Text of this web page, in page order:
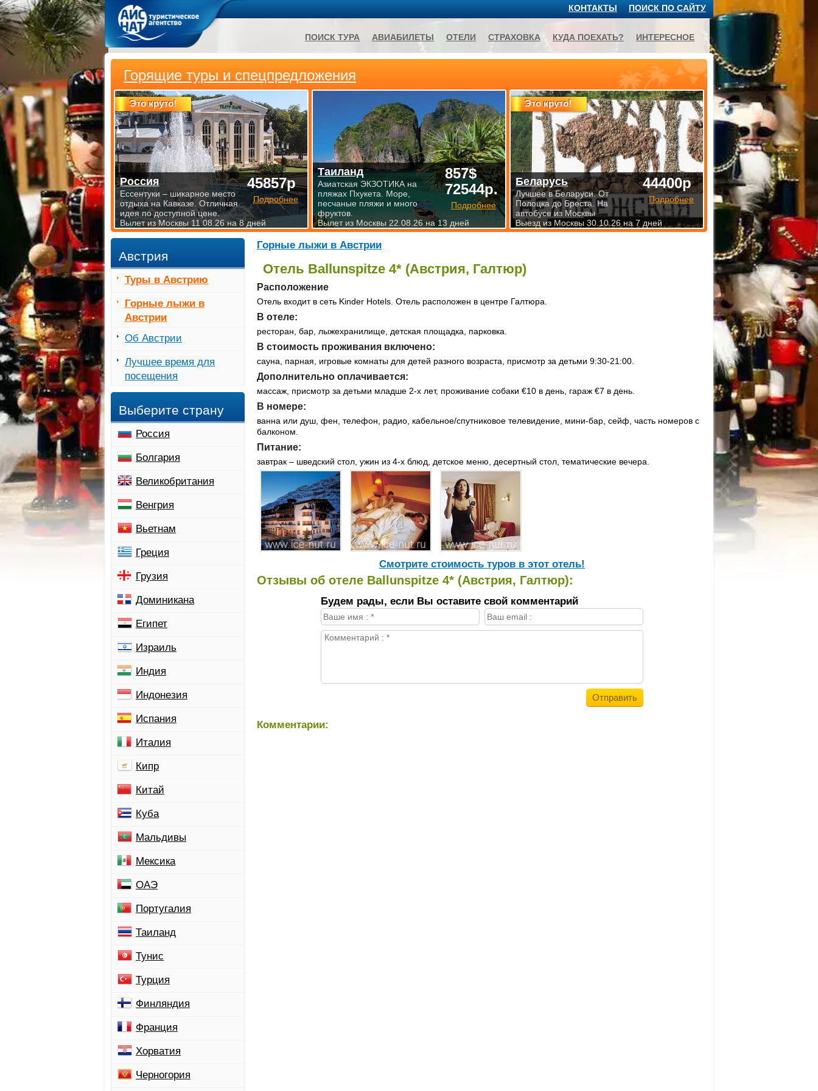
Горные лыжи в Австрии
Отель Ballunspitze 4* (Австрия, Галтюр)
Расположение
Отель входит в сеть Kinder Hotels. Отель расположен в центре Галтюра.
В отеле:
ресторан, бар, лыжехранилище, детская площадка, парковка.
В стоимость проживания включено:
сауна, парная, игровые комнаты для детей разного возраста, присмотр за детьми 9:30-21:00.
Дополнительно оплачивается:
массаж, присмотр за детьми младше 2-х лет, проживание собаки €10 в день, гараж €7 в день.
В номере:
ванна или душ, фен, телефон, радио, кабельное/спутниковое телевидение, мини-бар, сейф, часть номеров с
балконом.
Питание:
завтрак – шведский стол, ужин из 4-х блюд, детское меню, десертный стол, тематические вечера.
Cмотрите стоимость туров в этот отель!
Отзывы об отеле Ballunspitze 4* (Австрия, Галтюр):
Будем рады, если Вы оставите свой комментарий
Комментарии:
Австрия
Туры в Австрию
Горные лыжи в
Австрии
Об Австрии
Лучшее время для
посещения
Выберите страну
Россия
Болгария
Великобритания
Венгрия
Вьетнам
Греция
Грузия
Доминикана
Египет
Израиль
Индия
Индонезия
Испания
Италия
Кипр
Китай
Куба
Мальдивы
Мексика
ОАЭ
Португалия
Таиланд
Тунис
Турция
Финляндия
Франция
Хорватия
Черногория
Горящие туры и спецпредложения
Это круто!
45857р
Подробнее
Россия
Ессентуки – шикарное место
отдыха на Кавказе. Отличная
идея по доступной цене.
Вылет из Москвы 11.08.26 на 8 дней
857$
72544р.
Подробнее
Таиланд
Азиатская ЭКЗОТИКА на
пляжах Пхукета. Море,
песчаные пляжи и много
фруктов.
Вылет из Москвы 22.08.26 на 13 дней
Это круто!
44400р
Подробнее
Беларусь
Лучшее в Беларуси. От
Полоцка до Бреста. На
автобусе из Москвы
Выезд из Москвы 30.10.26 на 7 дней
ПОИСК ПО САЙТУ
КОНТАКТЫ
ПОИСК ТУРА АВИАБИЛЕТЫ ОТЕЛИ СТРАХОВКА КУДА ПОЕХАТЬ? ИНТЕРЕСНОЕ